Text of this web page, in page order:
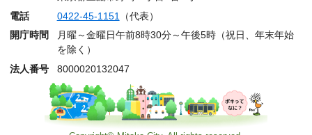
電話
0422-45-1151
（代表）
開庁時間
月曜～金曜日午前8時30分～午後5時（祝日、年末年始
を除く）
法人番号
8000020132047